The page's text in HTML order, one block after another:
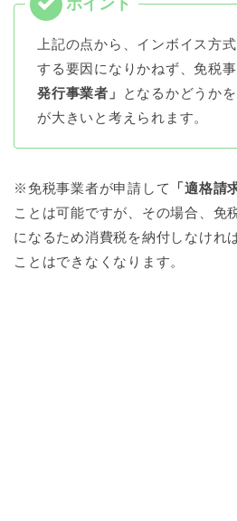
上記の点から、インボイス方
する要因になりかねず、免税
発行事業者」
となるかどうか
が大きいと考えられます。
※免税事業者が申請して 「適格請
ことは可能ですが、その場合、免
になるため消費税を納付しなけれ
ことはできなくなります。